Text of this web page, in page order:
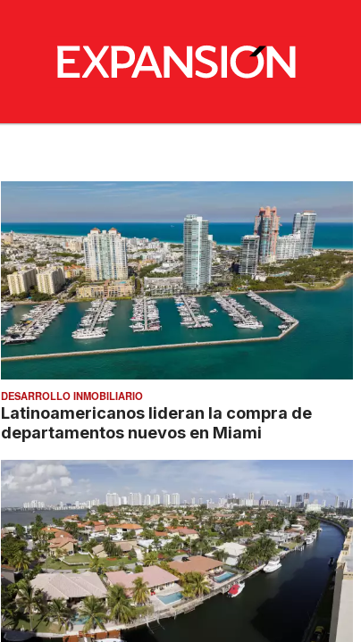
DESARROLLO INMOBILIARIO
Latinoamericanos lideran la compra de
departamentos nuevos en Miami